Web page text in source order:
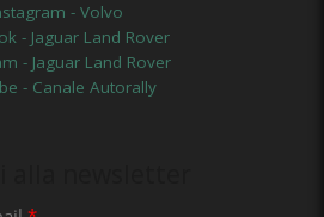
- Volvo
- Jaguar Land Rover
- Jaguar Land Rover
- Canale Autorally